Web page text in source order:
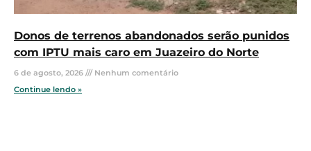
Donos de terrenos abandonados serão punidos
com IPTU mais caro em Juazeiro do Norte
6 de agosto, 2026
Nenhum comentário
Continue lendo »